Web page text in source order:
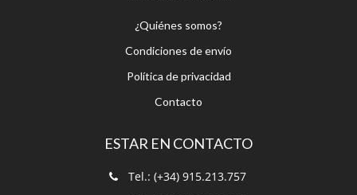
ESTAR EN CONTACTO
Tel.: (+34) 915.213.757
Tel: (+34) 915.320.838